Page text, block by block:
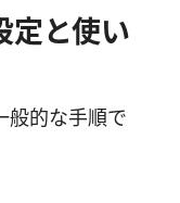
と使い
般的な手順で